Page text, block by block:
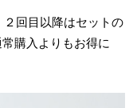
回目以降はセットの
購入よりもお得に